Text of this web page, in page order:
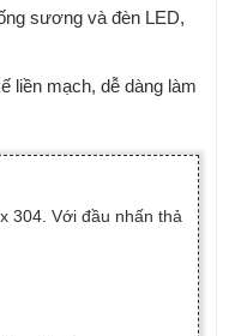
sương và đèn LED,
liền mạch, dễ dàng làm
304. Với đầu nhấn thả